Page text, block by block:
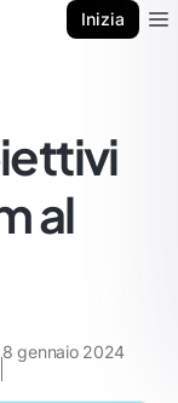
Inizia
al
8 gennaio 2024